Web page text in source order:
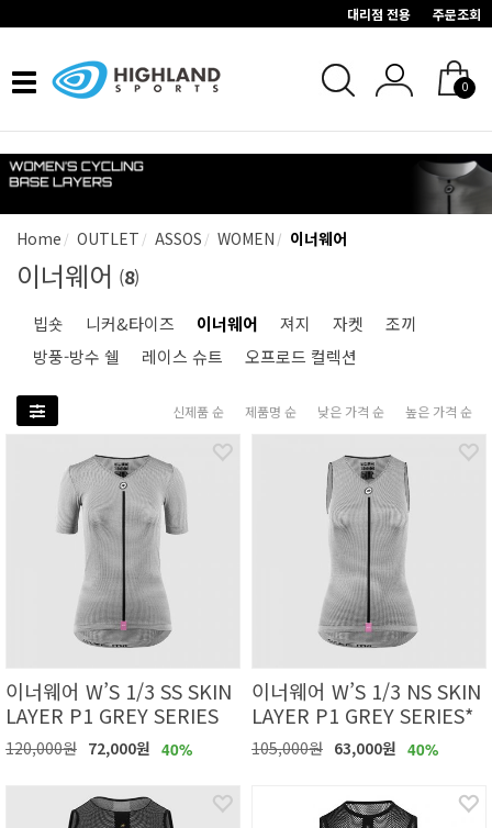
대리점 전용 주문조회
Toggle
navigation
0
Home OUTLET ASSOS WOMEN 이너웨어
이너웨어 (8)
빕숏 니커&타이즈 이너웨어 져지 자켓
조끼
방풍-방수 쉘
레이스 슈트 오프로드 컬렉션
신제품 순 제품명 순 낮은 가격 순 높은 가격 순
이너웨어 W’S 1/3 SS SKIN
LAYER P1 GREY SERIES
120,000원 72,000원 40%
이너웨어 W’S 1/3 NS SKIN
LAYER P1 GREY SERIES*
105,000원 63,000원 40%